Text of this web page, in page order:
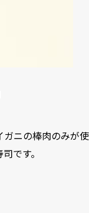
ニの棒肉のみが使
です。